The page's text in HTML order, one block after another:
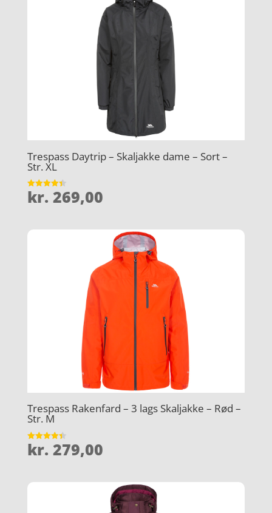
Trespass Daytrip – Skaljakke dame – Sort –
Str. XL
Vurderet
4.4
kr. 269,00
Trespass Rakenfard – 3 lags Skaljakke – Rød –
Str. M
Vurderet
4.4
kr. 279,00